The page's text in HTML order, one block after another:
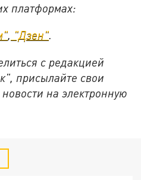
платформах:
, "Дзен".
с редакцией
присылайте свои
на электронную